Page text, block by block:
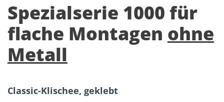
Spezialserie 1000 für
flache Montagen ohne
Metall
Classic-Klischee, geklebt